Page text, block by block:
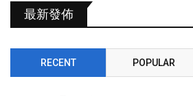
最新發佈
RECENT POPULAR